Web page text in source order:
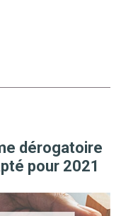
dérogatoire
pour 2021